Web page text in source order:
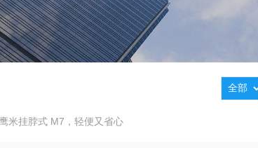
米挂脖式 M7，轻便又省心